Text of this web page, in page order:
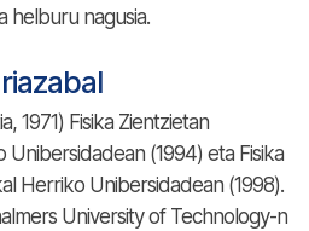
helburu nagusia.
1971) Fisika Zientzietan
Unibersidadean (1994) eta Fisika
Herriko Unibersidadean (1998).
University of Technology-n